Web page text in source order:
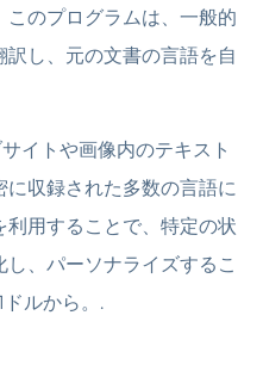
のプログラムは、一般的
し、元の文書の言語を自
イトや画像内のテキスト
収録された多数の言語に
用することで、特定の状
、パーソナライズするこ
ルから。.